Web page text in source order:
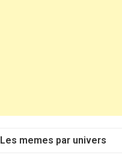
Les memes par univers